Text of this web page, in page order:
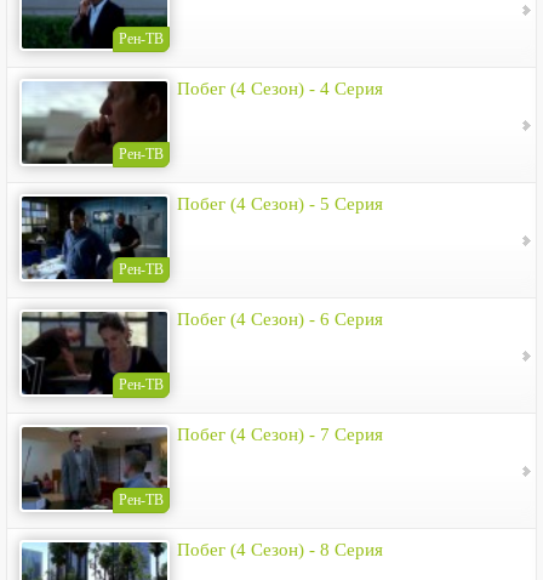
Рен-ТВ
Рен-ТВ
Побег (4 Сезон) - 4 Серия
Рен-ТВ
Побег (4 Сезон) - 5 Серия
Рен-ТВ
Побег (4 Сезон) - 6 Серия
Рен-ТВ
Побег (4 Сезон) - 7 Серия
Побег (4 Сезон) - 8 Серия